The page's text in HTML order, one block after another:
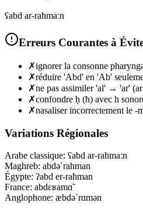
ʕabd ar-raħmaːn
Erreurs Courantes à
✗ignorer la consonne
✗réduire 'Abd' en 'Ab'
✗ne pas assimiler 'al' → 'ar'
✗confondre ḥ (ħ) avec h
✗nasaliser incorrectement le -
Variations Régionales
Arabe classique: ʕabd ar-raħmaːn
Maghreb: abdəˈrahman
Égypte: ʔabd er-raħman
France: abdɛʁamɑ̃
Anglophone: æbdəˈrɑmən